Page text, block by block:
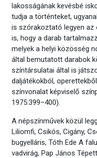
lakosságának kevésbé
tudja a történteket,
is szórakoztató legyen
is, hogy a darab
melyek a helyi közösség
által bemutatott darabok
színtársulatai által is
daljátékokból,
színvonalat képviselő
1975:399–400).
A népszínművek közül
Liliomfi, Csikós, Cigány,
bugyelláris, Tóth Ede A
vadvirág, Pap János